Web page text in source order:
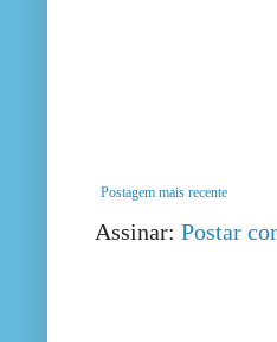
Postagem mais recente
Assinar: Postar